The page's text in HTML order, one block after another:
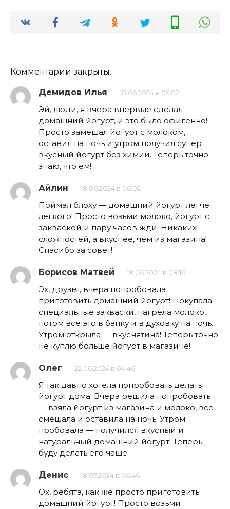
Комментарии закрыты.
Демидов Илья 18.06.2024 в 05:02
Эй, люди, я вчера впервые сделал
домашний йогурт, и это было офигенно!
Просто замешал йогурт с молоком,
оставил на ночь и утром получил супер
вкусный йогурт без химии. Теперь точно
знаю, что ем!
Айлин 18.06.2024 в 06:02
Поймал блоху — домашний йогурт легче
легкого! Просто возьми молоко, йогурт с
закваской и пару часов жди. Никаких
сложностей, а вкуснее, чем из магазина!
Спасибо за совет!
Борисов Матвей 18.06.2024 в 08:16
Эх, друзья, вчера попробовала
приготовить домашний йогурт! Покупала
специальные закваски, нагрела молоко,
потом все это в банку и в духовку на ночь.
Утром открыла — вкуснятина! Теперь точно
не куплю больше йогурт в магазине!
Олег 22.06.2024 в 04:46
Я так давно хотела попробовать делать
йогурт дома. Вчера решила попробовать
— взяла йогурт из магазина и молоко, всё
смешала и оставила на ночь. Утром
пробовала — получился вкусный и
натуральный домашний йогурт! Теперь
буду делать его чаще.
Денис 18.07.2024 в 06:46
Ох, ребята, как же просто приготовить
домашний йогурт! Просто возьми